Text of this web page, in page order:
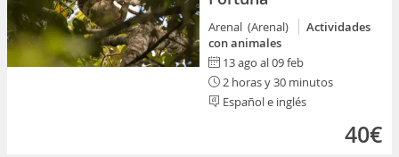
Arenal (Arenal)
Actividades
con animales
13 ago al 09 feb
2 horas y 30 minutos
Español e inglés
40€